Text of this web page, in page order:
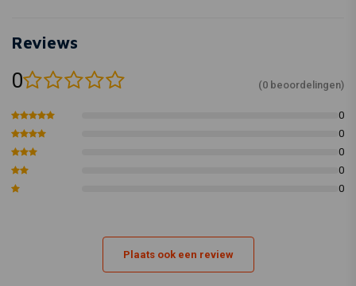
Reviews
0 (0 beoordelingen)
0
0
0
0
0
Plaats ook een review